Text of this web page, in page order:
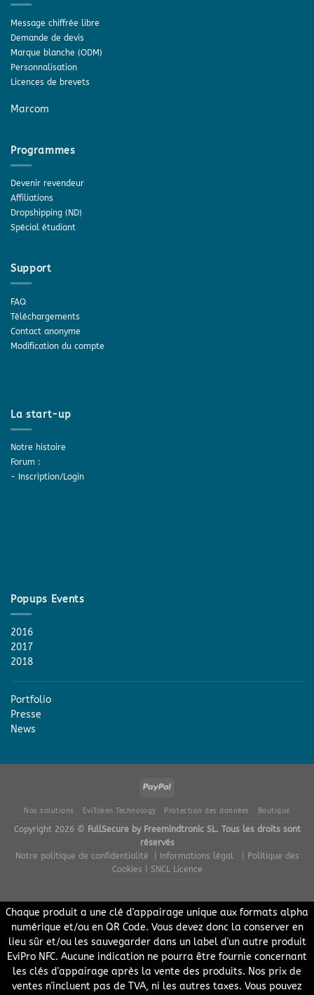
Message chiffrée libre
Demande de devis
Marque blanche (ODM)
Personnalisation
Licences de brevets
Marcom
Programmes
Devenir revendeur
Affiliations
Dropshipping (ND)
Spécial étudiant
Support
FAQ
Téléchargements
Contact anonyme
Modification du compte
La start-up
Notre histoire
Forum :
-
Inscription/Login
Popups Events
2016
2017
2018
Portfolio
Presse
News
Nos solutions EviToken Technology Protection des données Boutique
Copyright 2026 © FullSecure by Freemindtronic SL. Tous les droits sont
réservés
Notre politique de confidentialité
| Informations légal
| Politique des
Cookies
| SNCL Licence
Chaque produit a une clé d'appairage unique aux formats alpha
numérique et/ou en QR Code. Vous devez donc la conserver en
lieu sûr et/ou les sauvegarder dans un label d'un autre produit
EviPro NFC. Aucune indication ne pourra être fournie concernant
les clés d'appairage après la vente des produits. Nos prix de
ventes n'incluent pas de TVA, ni les autres taxes. Vous pouvez